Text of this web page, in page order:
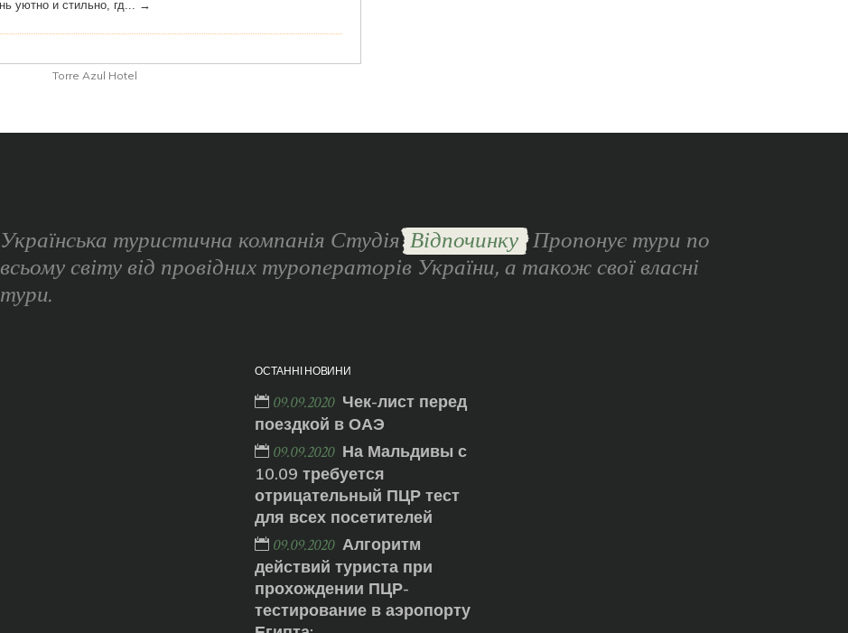
Torre Azul Hotel
Українська туристична компанія СтудіяВідпочинку Пропонує тури по
всьому світу від провідних туроператорів України, а також свої власні
тури.
ОСТАННІ НОВИНИ
09.09.2020 Чек-лист перед
поездкой в ОАЭ
09.09.2020 На Мальдивы с
10.09 требуется
отрицательный ПЦР тест
для всех посетителей
09.09.2020 Алгоритм
действий туриста при
прохождении ПЦР-
тестирование в аэропорту